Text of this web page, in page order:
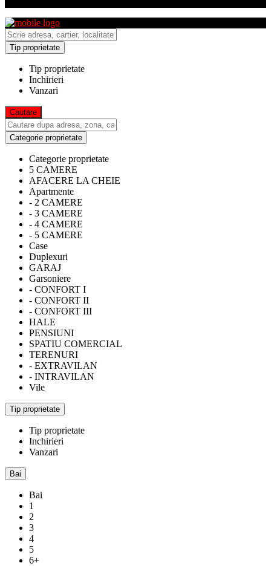
Tip proprietate
Tip proprietate
Inchirieri
Vanzari
Categorie proprietate
Categorie proprietate
5 CAMERE
AFACERE LA CHEIE
Apartmente
- 2 CAMERE
- 3 CAMERE
- 4 CAMERE
- 5 CAMERE
Case
Duplexuri
GARAJ
Garsoniere
- CONFORT I
- CONFORT II
- CONFORT III
HALE
PENSIUNI
SPATIU COMERCIAL
TERENURI
- EXTRAVILAN
- INTRAVILAN
Vile
Tip proprietate
Tip proprietate
Inchirieri
Vanzari
Bai
Bai
1
2
3
4
5
6+